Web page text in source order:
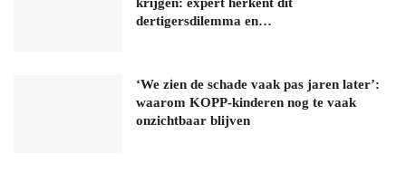
dertigersdilemma en…
‘We zien de schade vaak pas jaren later’:
waarom KOPP-kinderen nog te vaak
onzichtbaar blijven